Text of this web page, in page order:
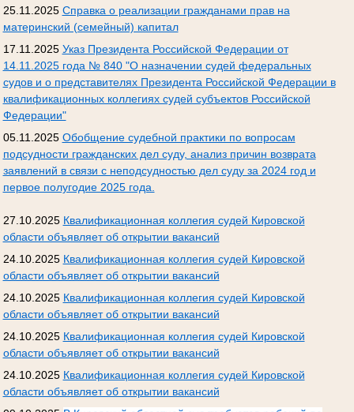
25.11.2025 Справка о реализации гражданами прав на
материнский (семейный) капитал
17.11.2025 Указ Президента Российской Федерации от
14.11.2025 года № 840 "О назначении судей федеральных
судов и о представителях Президента Российской Федерации в
квалификационных коллегиях судей субъектов Российской
Федерации"
05.11.2025 Обобщение судебной практики по вопросам
подсудности гражданских дел суду, анализ причин возврата
заявлений в связи с неподсудностью дел суду за 2024 год и
первое полугодие 2025 года.
27.10.2025 Квалификационная коллегия судей Кировской
области объявляет об открытии вакансий
24.10.2025 Квалификационная коллегия судей Кировской
области объявляет об открытии вакансий
24.10.2025 Квалификационная коллегия судей Кировской
области объявляет об открытии вакансий
24.10.2025 Квалификационная коллегия судей Кировской
области объявляет об открытии вакансий
24.10.2025 Квалификационная коллегия судей Кировской
области объявляет об открытии вакансий